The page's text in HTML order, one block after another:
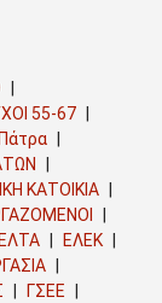
55-67
Πάτρα
ΚΑΤΟΙΚΙΑ
ΕΛΤΑ
ΕΛΕΚ
ΓΣΕΕ